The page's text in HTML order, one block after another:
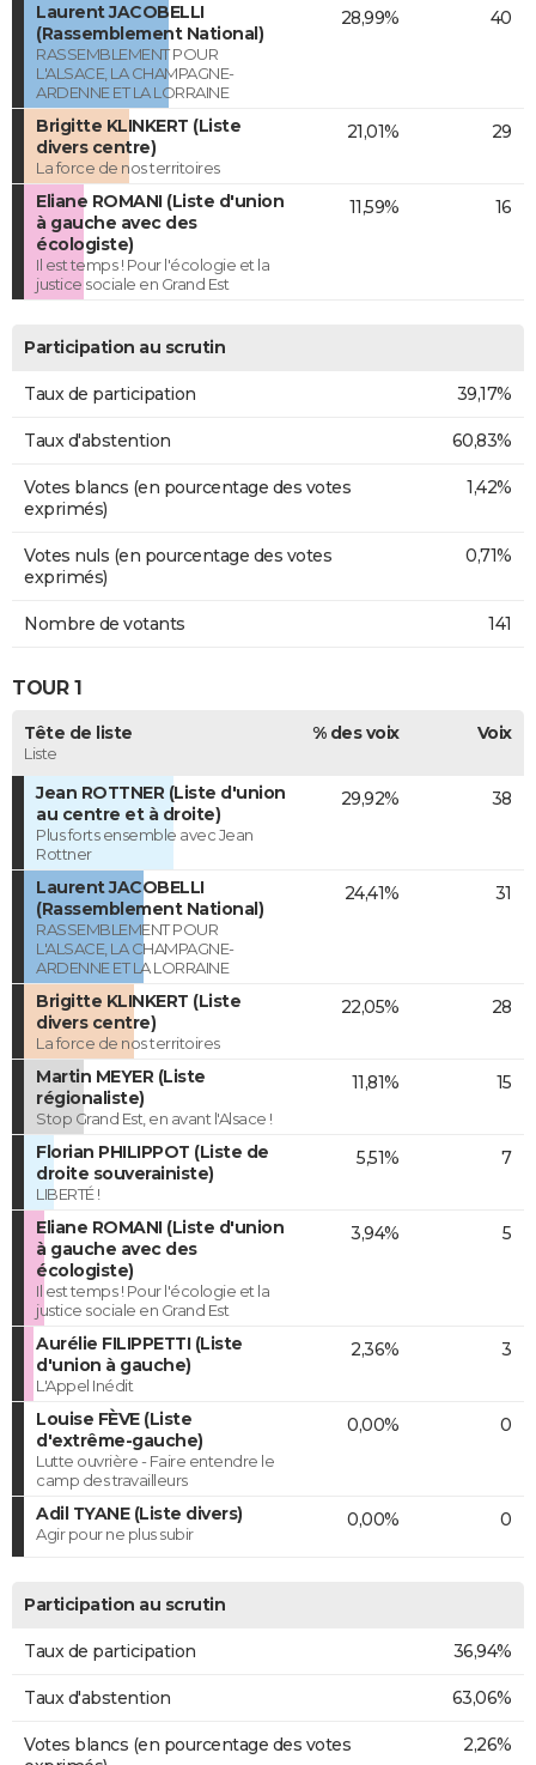
Laurent JACOBELLI
(Rassemblement National)
RASSEMBLEMENT POUR
L'ALSACE, LA CHAMPAGNE-
ARDENNE ET LA LORRAINE
28,99% 40
Brigitte KLINKERT (Liste
divers centre)
La force de nos territoires
21,01% 29
Eliane ROMANI (Liste d'union
à gauche avec des
écologiste)
Il est temps ! Pour l'écologie et la
justice sociale en Grand Est
11,59% 16
Participation au scrutin
Taux de participation 39,17%
Taux d'abstention 60,83%
Votes blancs (en pourcentage des votes
exprimés)
1,42%
Votes nuls (en pourcentage des votes
exprimés)
0,71%
Nombre de votants 141
TOUR 1
Tête de liste
Liste
% des voix Voix
Jean ROTTNER (Liste d'union
au centre et à droite)
Plus forts ensemble avec Jean
Rottner
29,92% 38
Laurent JACOBELLI
(Rassemblement National)
RASSEMBLEMENT POUR
L'ALSACE, LA CHAMPAGNE-
ARDENNE ET LA LORRAINE
24,41% 31
Brigitte KLINKERT (Liste
divers centre)
La force de nos territoires
22,05% 28
Martin MEYER (Liste
régionaliste)
Stop Grand Est, en avant l'Alsace !
11,81% 15
Florian PHILIPPOT (Liste de
droite souverainiste)
LIBERTÉ !
5,51% 7
Eliane ROMANI (Liste d'union
à gauche avec des
écologiste)
Il est temps ! Pour l'écologie et la
justice sociale en Grand Est
3,94% 5
Aurélie FILIPPETTI (Liste
d'union à gauche)
L'Appel Inédit
2,36% 3
Louise FÈVE (Liste
d'extrême-gauche)
Lutte ouvrière - Faire entendre le
camp des travailleurs
0,00% 0
Adil TYANE (Liste divers)
Agir pour ne plus subir
0,00% 0
Participation au scrutin
Taux de participation 36,94%
Taux d'abstention 63,06%
Votes blancs (en pourcentage des votes
2,26%